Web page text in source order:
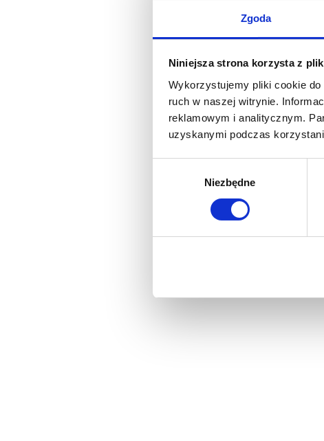
Zgoda
Niniejsza strona korzysta z
Wykorzystujemy pliki cookie
ruch w naszej witrynie.
reklamowym i analitycznym.
uzyskanymi podczas
Niezbędne